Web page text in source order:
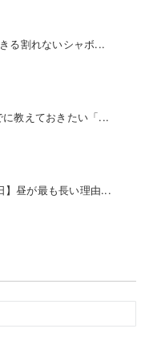
る割れないシャボ...
教えておきたい「...
】昼が最も長い理由...